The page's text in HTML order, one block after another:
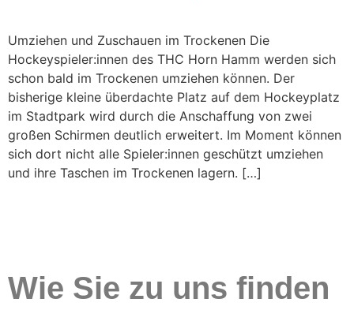
Umziehen und Zuschauen im Trockenen Die
Hockeyspieler:innen des THC Horn Hamm werden sich
schon bald im Trockenen umziehen können. Der
bisherige kleine überdachte Platz auf dem Hockeyplatz
im Stadtpark wird durch die Anschaffung von zwei
großen Schirmen deutlich erweitert. Im Moment können
sich dort nicht alle Spieler:innen geschützt umziehen
und ihre Taschen im Trockenen lagern. […]
Wie Sie zu uns finden